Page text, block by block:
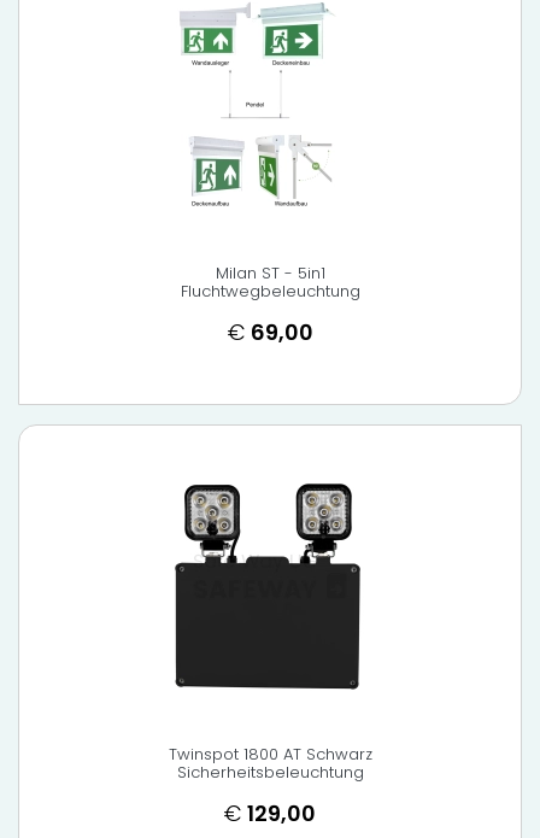
Milan ST - 5in1
Fluchtwegbeleuchtung
€ 69,00
Twinspot 1800 AT Schwarz
Sicherheitsbeleuchtung
€ 129,00